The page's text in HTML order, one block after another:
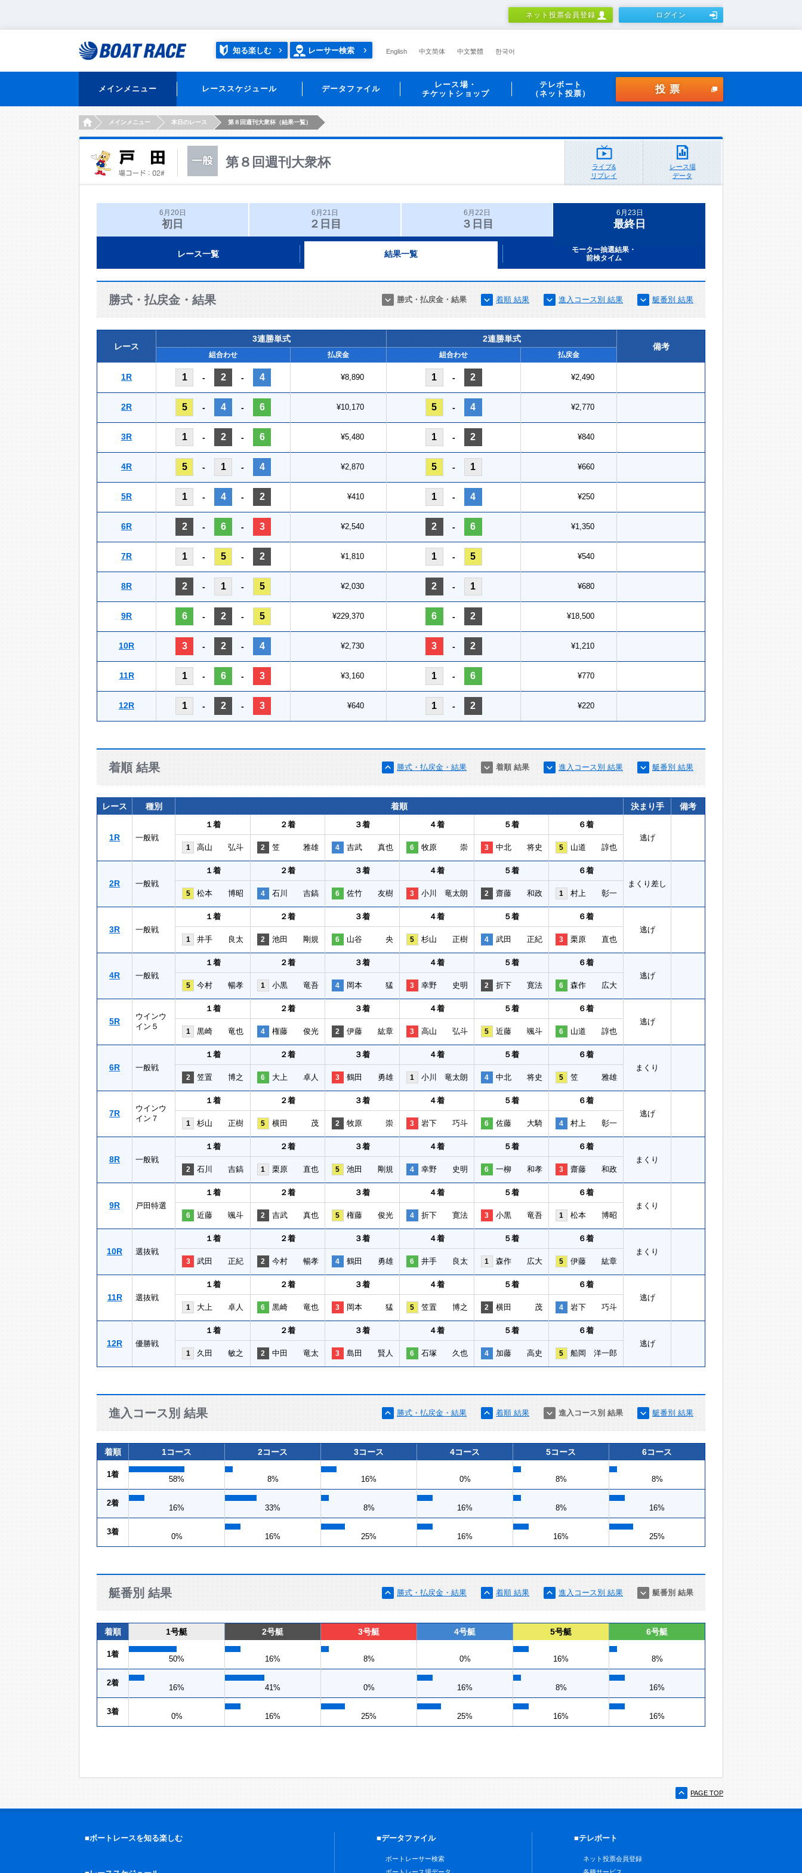
ネット投票会員登録 ログイン
知る楽しむ レーサー検索 English 中文简体 中文繁體 한국어
メインメニュー レーススケジュール データファイル
レース場・
チケットショップ
テレボート
（ネット投票）
投票
HOMEメインメニュー 本日のレース 第８回週刊大衆杯（結果一覧）
第８回週刊大衆杯
ライブ&
リプレイ
レース場
データ
6月20日
初日
6月21日
２日目
6月22日
３日目
6月23日
最終日
レース一覧 結果一覧
モーター抽選結果・
前検タイム
勝式・払戻金・結果 勝式・払戻金・結果 着順 結果 進入コース別 結果 艇番別 結果
レース
3連勝単式
2連勝単式
備考
組合わせ 払戻金 組合わせ 払戻金
1R 1 - 2 - 4 ¥8,890 1 - 2 ¥2,490
2R 5 - 4 - 6 ¥10,170 5 - 4 ¥2,770
3R 1 - 2 - 6 ¥5,480 1 - 2 ¥840
4R 5 - 1 - 4 ¥2,870 5 - 1 ¥660
5R 1 - 4 - 2 ¥410 1 - 4 ¥250
6R 2 - 6 - 3 ¥2,540 2 - 6 ¥1,350
7R 1 - 5 - 2 ¥1,810 1 - 5 ¥540
8R 2 - 1 - 5 ¥2,030 2 - 1 ¥680
9R 6 - 2 - 5 ¥229,370 6 - 2 ¥18,500
10R 3 - 2 - 4 ¥2,730 3 - 2 ¥1,210
11R 1 - 6 - 3 ¥3,160 1 - 6 ¥770
12R 1 - 2 - 3 ¥640 1 - 2 ¥220
着順 結果 勝式・払戻金・結果 着順 結果 進入コース別 結果 艇番別 結果
レース 種別 着順 決まり手 備考
1R 一般戦
１着 ２着 ３着 ４着 ５着
６着
逃げ
1 高山 弘斗 2 笠 雅雄 4 吉武 真也 6 牧原 崇 3 中北 将史 5 山道 諄也
2R 一般戦
１着 ２着 ３着 ４着 ５着
６着
まくり差し
5 松本 博昭 4 石川 吉鎬 6 佐竹 友樹 3 小川 竜太朗 2 齋藤 和政 1 村上 彰一
3R 一般戦
１着 ２着 ３着 ４着 ５着
６着
逃げ
1 井手 良太 2 池田 剛規 6 山谷 央 5 杉山 正樹 4 武田 正紀 3 栗原 直也
4R 一般戦
１着 ２着 ３着 ４着 ５着
６着
逃げ
5 今村 暢孝 1 小黒 竜吾 4 岡本 猛 3 幸野 史明 2 折下 寛法 6 森作 広大
5R
ウインウ
イン５
１着 ２着 ３着 ４着 ５着
６着
逃げ
1 黒崎 竜也 4 権藤 俊光 2 伊藤 紘章 3 高山 弘斗 5 近藤 颯斗 6 山道 諄也
6R 一般戦
１着 ２着 ３着 ４着 ５着
６着
まくり
2 笠置 博之 6 大上 卓人 3 鶴田 勇雄 1 小川 竜太朗 4 中北 将史 5 笠 雅雄
7R
ウインウ
イン７
１着 ２着 ３着 ４着 ５着
６着
逃げ
1 杉山 正樹 5 横田 茂 2 牧原 崇 3 岩下 巧斗 6 佐藤 大騎 4 村上 彰一
8R 一般戦
１着 ２着 ３着 ４着 ５着
６着
まくり
2 石川 吉鎬 1 栗原 直也 5 池田 剛規 4 幸野 史明 6 一柳 和孝 3 齋藤 和政
9R 戸田特選
１着 ２着 ３着 ４着 ５着
６着
まくり
6 近藤 颯斗 2 吉武 真也 5 権藤 俊光 4 折下 寛法 3 小黒 竜吾 1 松本 博昭
10R 選抜戦
１着 ２着 ３着 ４着 ５着
６着
まくり
3 武田 正紀 2 今村 暢孝 4 鶴田 勇雄 6 井手 良太 1 森作 広大 5 伊藤 紘章
11R 選抜戦
１着 ２着 ３着 ４着 ５着
６着
逃げ
1 大上 卓人 6 黒崎 竜也 3 岡本 猛 5 笠置 博之 2 横田 茂 4 岩下 巧斗
12R 優勝戦
１着 ２着 ３着 ４着 ５着
６着
逃げ
1 久田 敏之 2 中田 竜太 3 島田 賢人 6 石塚 久也 4 加藤 高史 5 船岡 洋一郎
進入コース別 結果 勝式・払戻金・結果 着順 結果 進入コース別 結果 艇番別 結果
着順 1コース 2コース 3コース 4コース 5コース 6コース
1着
58% 8% 16% 0% 8% 8%
2着
16% 33% 8% 16% 8% 16%
3着
0% 16% 25% 16% 16% 25%
艇番別 結果 勝式・払戻金・結果 着順 結果 進入コース別 結果 艇番別 結果
着順 1号艇 2号艇 3号艇 4号艇 5号艇 6号艇
1着
50% 16% 8% 0% 16% 8%
2着
16% 41% 0% 16% 8% 16%
3着
0% 16% 25% 25% 16% 16%
PAGE TOP
■ボートレースを知る楽しむ ■データファイル
ボートレーサー検索
■テレボート
ネット投票会員登録